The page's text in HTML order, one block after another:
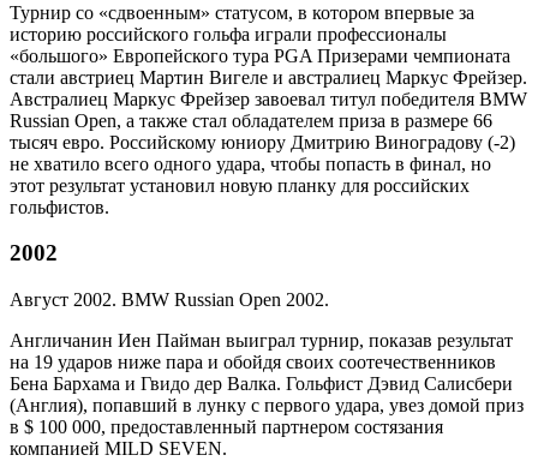
Турнир со «сдвоенным» статусом, в котором впервые за
историю российского гольфа играли профессионалы
«большого» Европейского тура PGA Призерами чемпионата
стали австриец Мартин Вигеле и австралиец Маркус Фрейзер.
Австралиец Маркус Фрейзер завоевал титул победителя BMW
Russian Open, а также стал обладателем приза в размере 66
тысяч евро. Российскому юниору Дмитрию Виноградову (-2)
не хватило всего одного удара, чтобы попасть в финал, но
этот результат установил новую планку для российских
гольфистов.
2002
Август 2002. BMW Russian Open 2002.
Англичанин Иен Пайман выиграл турнир, показав результат
на 19 ударов ниже пара и обойдя своих соотечественников
Бена Бархама и Гвидо дер Валка. Гольфист Дэвид Салисбери
(Англия), попавший в лунку с первого удара, увез домой приз
в $ 100 000, предоставленный партнером состязания
компанией MILD SEVEN.